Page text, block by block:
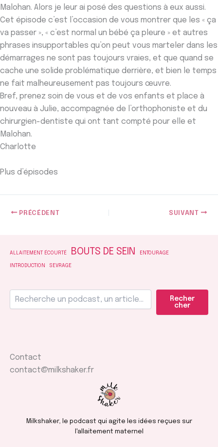
Malohan. Alors je leur ai posé des questions à eux aussi.
Cet épisode c’est l’occasion de vous montrer que les « ça
va passer », « c’est normal un bébé ça pleure » et autres
phrases insupportables qu’on peut vous marteler dans les
démarrages ne sont pas toujours vraies, et que quand se
cache une solide problématique derrière, et bien le temps
ne fait malheureusement pas toujours œuvre.
Bref, prenez soin de vous et de vos enfants et place à
nouveau à Julie, accompagnée de l’orthophoniste et du
chirurgien-dentiste qui ont tant compté pour elle et
Malohan.
Charlotte
Plus d’épisodes
PRÉCÉDENT SUIVANT
ALLAITEMENT ÉCOURTÉ BOUTS DE SEIN ENTOURAGE
INTRODUCTION SEVRAGE
Recher
cher
Contact
contact@milkshaker.fr
Milkshaker, le podcast qui agite les idées reçues sur
l'allaitement maternel